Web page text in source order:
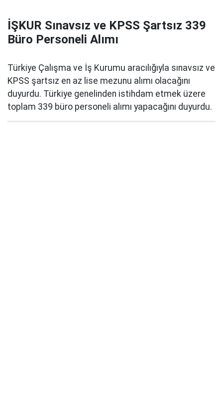
İŞKUR Sınavsız ve KPSS Şartsız 339
Büro Personeli Alımı
Türkiye Çalışma ve İş Kurumu aracılığıyla sınavsız ve
KPSS şartsız en az lise mezunu alımı olacağını
duyurdu. Türkiye genelinden istihdam etmek üzere
toplam 339 büro personeli alımı yapacağını duyurdu.